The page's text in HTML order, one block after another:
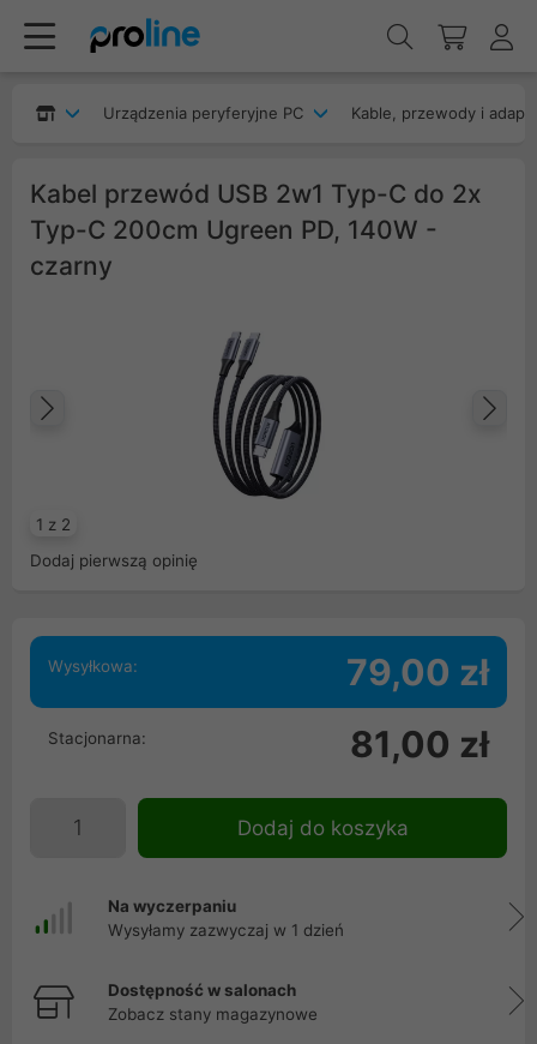
Urządzenia peryferyjne PC Kable, przewody i
Kabel przewód USB 2w1 Typ-C do 2x
Typ-C 200cm Ugreen PD, 140W -
czarny
1 z 2
Poprzedni
Dodaj pierwszą opinię
Wysyłkowa: 79,00 zł
Stacjonarna: 81,00 zł
Dodaj do koszyka
Na wyczerpaniu
Wysyłamy zazwyczaj w 1 dzień
Dostępność w salonach
Zobacz stany magazynowe